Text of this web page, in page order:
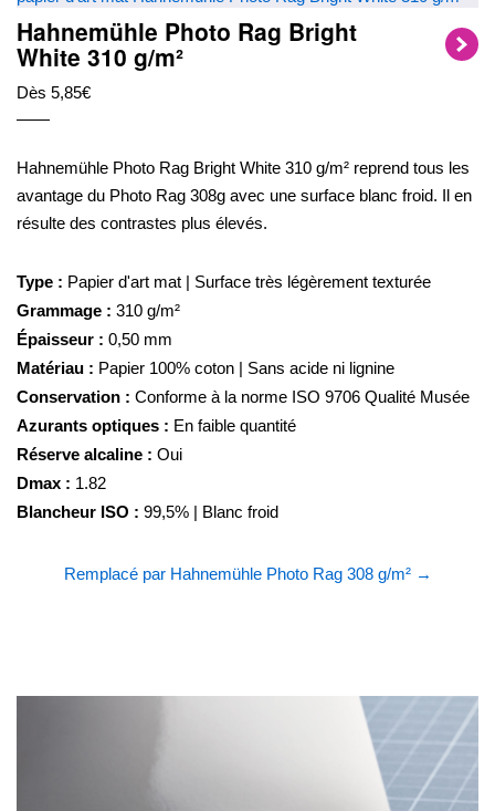
Hahnemühle Photo Rag Bright
White 310 g/m²
Dès 5,85€
Hahnemühle Photo Rag Bright White 310 g/m² reprend tous les
avantage du Photo Rag 308g avec une surface blanc froid. Il en
résulte des contrastes plus élevés.
Type : Papier d'art mat | Surface très légèrement texturée
Grammage : 310 g/m²
Épaisseur : 0,50 mm
Matériau : Papier 100% coton | Sans acide ni lignine
Conservation : Conforme à la norme ISO 9706 Qualité Musée
Azurants optiques : En faible quantité
Réserve alcaline : Oui
Dmax : 1.82
Blancheur ISO : 99,5% | Blanc froid
Remplacé par Hahnemühle Photo Rag 308 g/m² →